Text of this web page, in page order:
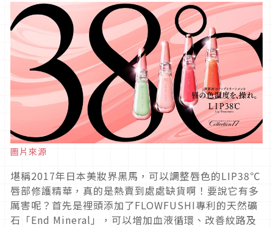
圖片來源
堪稱2017年日本美妝界黑馬，可以調整唇色的LIP38℃
唇部修護精華，真的是熱賣到處處缺貨啊！要說它有多
厲害呢？首先是裡頭添加了FLOWFUSHI專利的天然礦
石「End Mineral」，可以增加血液循環、改善紋路及